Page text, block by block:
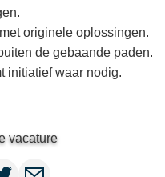
originele oplossingen.
de gebaande paden.
initiatief waar nodig.
vacature